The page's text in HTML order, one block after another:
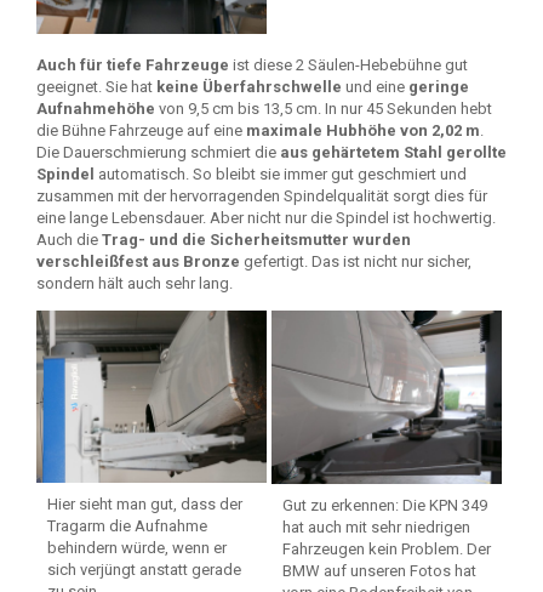
Auch für tiefe Fahrzeuge ist diese 2 Säulen-Hebebühne gut
geeignet. Sie hat keine Überfahrschwelle und eine geringe
Aufnahmehöhe von 9,5 cm bis 13,5 cm. In nur 45 Sekunden hebt
die Bühne Fahrzeuge auf eine maximale Hubhöhe von 2,02 m.
Die Dauerschmierung schmiert die aus gehärtetem Stahl gerollte
Spindel automatisch. So bleibt sie immer gut geschmiert und
zusammen mit der hervorragenden Spindelqualität sorgt dies für
eine lange Lebensdauer. Aber nicht nur die Spindel ist hochwertig.
Auch die Trag- und die Sicherheitsmutter wurden
verschleißfest aus Bronze gefertigt. Das ist nicht nur sicher,
sondern hält auch sehr lang.
Hier sieht man gut, dass der
Tragarm die Aufnahme
behindern würde, wenn er
sich verjüngt anstatt gerade
Gut zu erkennen: Die KPN 349
hat auch mit sehr niedrigen
Fahrzeugen kein Problem. Der
BMW auf unseren Fotos hat